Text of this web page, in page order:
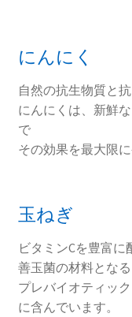
にんにく
自然の抗生物質と抗
にんにくは、新鮮
で
その効果を最大限
玉ねぎ
ビタミンCを豊富に
善玉菌の材料となる
プレバイオティッ
に含んでいます。